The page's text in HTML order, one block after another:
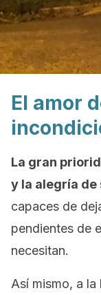
El amor
La gran
y la alegría de
capaces de
pendientes de
necesitan.
Así mismo, a